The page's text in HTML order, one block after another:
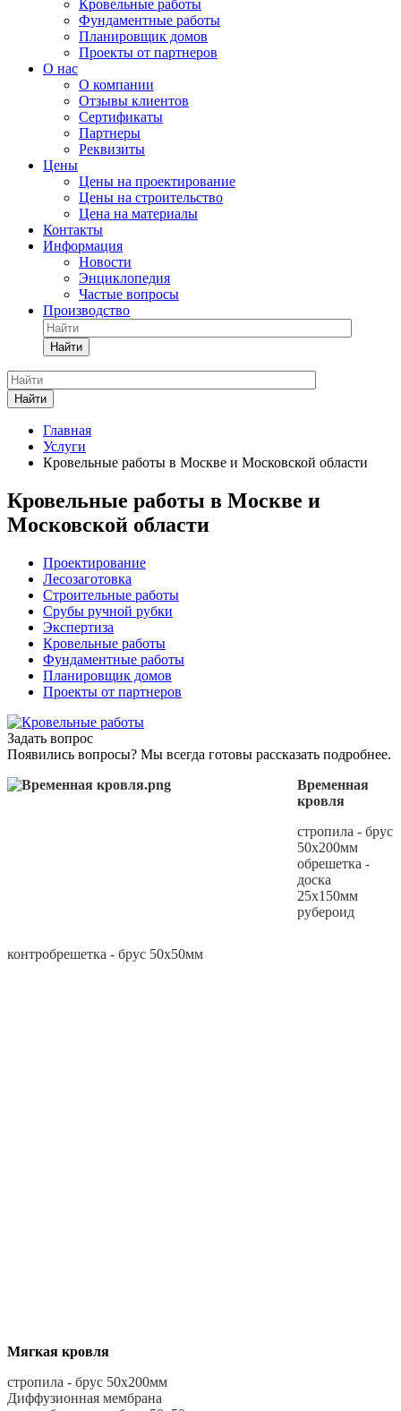
Кровельные работы
Фундаментные работы
Планировщик домов
Проекты от партнеров
О нас
О компании
Отзывы клиентов
Сертификаты
Партнеры
Реквизиты
Цены
Цены на проектирование
Цены на строительство
Цена на материалы
Контакты
Информация
Новости
Энциклопедия
Частые вопросы
Производство
Найти
Найти
Главная
Услуги
Кровельные работы в Москве и Московской области
Кровельные работы в Москве и
Московской области
Проектирование
Лесозаготовка
Строительные работы
Срубы ручной рубки
Экспертиза
Кровельные работы
Фундаментные работы
Планировщик домов
Проекты от партнеров
Задать вопрос
Появились вопросы? Мы всегда готовы рассказать подробнее.
Временная
кровля
стропила - брус
50х200мм
обрешетка -
доска
25х150мм
рубероид
контробрешетка - брус 50х50мм
Мягкая кровля
стропила - брус 50х200мм
Диффузионная мембрана